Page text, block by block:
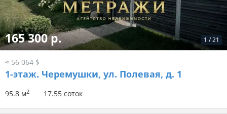
1 /21
165 300 р.
≈ 56 064 $
1-этаж. Черемушки, ул. Полевая, д. 1
95.8 м2 17.55 соток